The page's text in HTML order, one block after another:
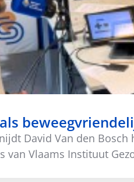
David Van den
van Vlaams Instituut